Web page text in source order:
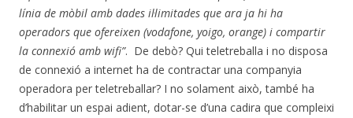
línia de mòbil amb dades il·limitades que ara ja hi ha
operadors que ofereixen (vodafone, yoigo, orange) i compartir
la connexió amb wifi”. De debò? Qui teletreballa i no disposa
de connexió a internet ha de contractar una companyia
operadora per teletreballar? I no solament això, també ha
d’habilitar un espai adient, dotar-se d’una cadira que compleixi